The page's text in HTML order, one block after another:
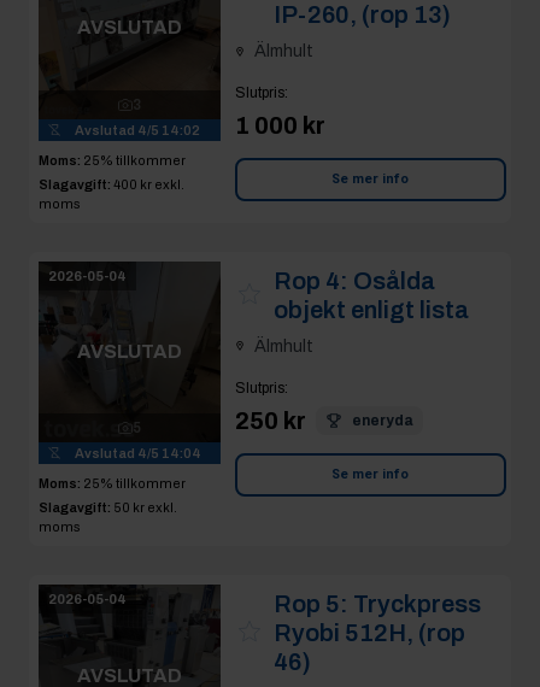
AVSLUTAD
3
Avslutad 4/5 14:02
Moms: 25% tillkommer
Slagavgift: 400 kr exkl.
moms
IP-260, (rop 13)
Älmhult
Slutpris:
1 000 kr
Se mer info
2026-05-04
AVSLUTAD
5
Avslutad 4/5 14:04
Moms: 25% tillkommer
Slagavgift: 50 kr exkl.
moms
Rop 4: Osålda
objekt enligt lista
Älmhult
Slutpris:
250 kr eneryda
Se mer info
2026-05-04
AVSLUTAD
Rop 5: Tryckpress
Ryobi 512H, (rop
46)